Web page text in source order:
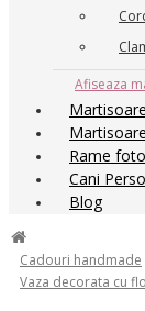
Afiseaza
Rame
Cani
Blog
Cadouri handmade
Vaza decorata cu